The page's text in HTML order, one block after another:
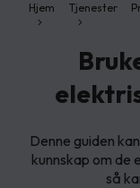
Hjem Tjenester
Denne guiden
kunnskap om de
så